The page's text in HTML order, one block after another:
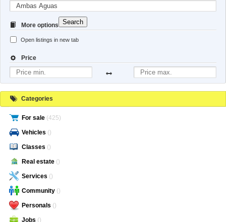
More options
Open listings in new tab
Price
Search
Categories
For sale (425)
Vehicles ()
Classes ()
Real estate ()
Services ()
Community ()
Personals ()
Jobs ()